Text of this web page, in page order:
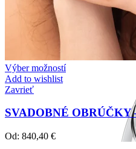
Výber možností
Add to wishlist
Zavrieť
SVADOBNÉ OBRÚČKY
Od: 840,40 €